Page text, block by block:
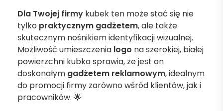
Dla Twojej firmy kubek ten może stać się nie
tylko praktycznym gadżetem, ale także
skutecznym nośnikiem identyfikacji wizualnej.
Możliwość umieszczenia logo na szerokiej, białej
powierzchni kubka sprawia, że jest on
doskonałym gadżetem reklamowym, idealnym
do promocji firmy zarówno wśród klientów, jak i
pracowników. 🌟